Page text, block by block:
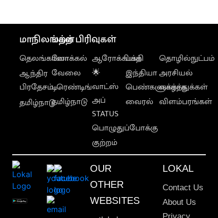
மாநிலங்கள்
தெலங்கானா
ஆந்திர
பிரதேசம்
தமிழ்நாடு
மற்ற பிரிவுகள்
லோக்கல்
வேலை
டிரெண்டிங்
தமிழ்நாடு
ஆரோக்கியம்
🌟
வாட்ஸ்
அப்
STATUS
பொழுதுப்போக்கு
குற்றம்
பக்தி
இந்தியா
பெண்களுக்காக
வைரல்
தொழில்நுட்பம்
அரசியல்
வாழ்த்துக்கள்
விளம்பரங்கள்
OUR
OTHER
WEBSITES
LOKAL
Contact Us
About Us